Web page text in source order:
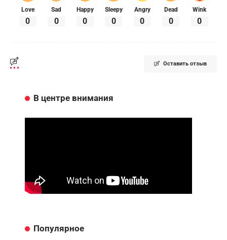
Love
0
Sad
0
Happy
0
Sleepy
0
Angry
0
Dead
0
Wink
0
Оставить отзыв
В центре внимания
Популярное